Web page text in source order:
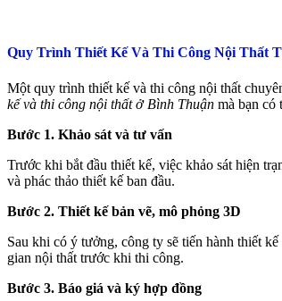
Quy Trình Thiết Kế Và Thi Công Nội Thất
Một quy trình thiết kế và thi công nội thất
kế và thi công nội thất ở Bình Thuận mà bạn có
Bước 1. Khảo sát và tư vấn
Trước khi bắt đầu thiết kế, việc khảo sát hiện
và phác thảo thiết kế ban đầu.
Bước 2. Thiết kế bản vẽ, mô phỏng 3D
Sau khi có ý tưởng, công ty sẽ tiến hành thiết
gian nội thất trước khi thi công.
Bước 3. Báo giá và ký hợp đồng